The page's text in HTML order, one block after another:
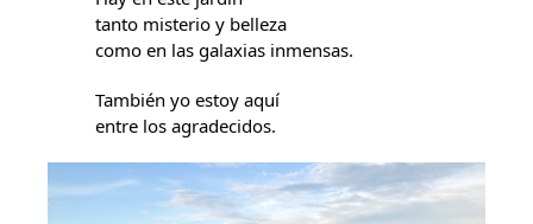
tanto misterio y belleza
como en las galaxias inmensas.
También yo estoy aquí
entre los agradecidos.